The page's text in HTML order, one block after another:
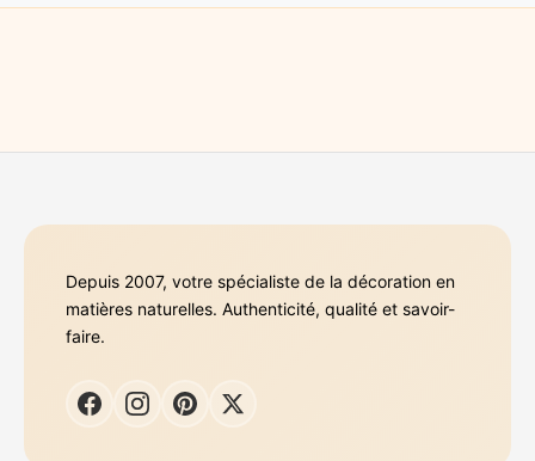
Depuis 2007, votre spécialiste de la décoration en
matières naturelles. Authenticité, qualité et savoir-
faire.